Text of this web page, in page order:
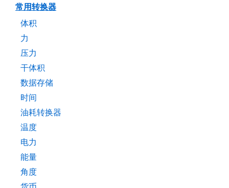
常用转换器
体积
力
压力
干体积
数据存储
时间
油耗转换器
温度
电力
能量
角度